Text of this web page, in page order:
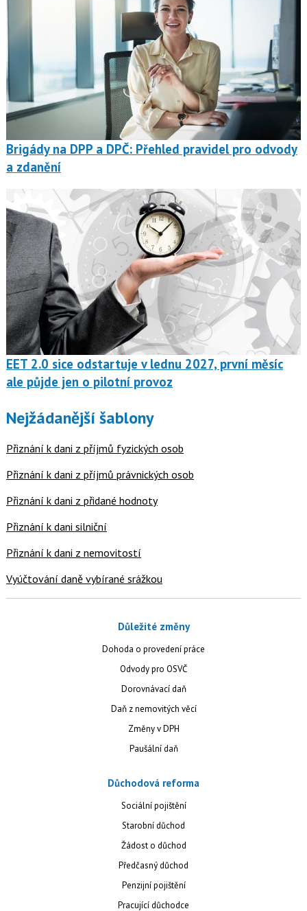
Brigády na DPP a DPČ: Přehled pravidel pro odvody
a zdanění
EET 2.0 sice odstartuje v lednu 2027, první měsíc
ale půjde jen o pilotní provoz
Nejžádanější šablony
Přiznání k dani z příjmů fyzických osob
Přiznání k dani z příjmů právnických osob
Přiznání k dani z přidané hodnoty
Přiznání k dani silniční
Přiznání k dani z nemovitostí
Vyúčtování daně vybírané srážkou
Důležité změny
Dohoda o provedení práce
Odvody pro OSVČ
Dorovnávací daň
Daň z nemovitých věcí
Změny v DPH
Paušální daň
Důchodová reforma
Sociální pojištění
Starobní důchod
Žádost o důchod
Předčasný důchod
Penzijní pojištění
Pracující důchodce